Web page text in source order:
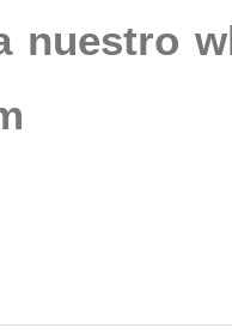
nuestro